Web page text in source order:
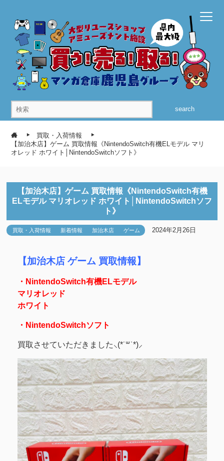
search
買取・入荷情報
【加治木店】ゲーム 買取情報《NintendoSwitch有機ELモデル マリ
オレッド ホワイト│NintendoSwitchソフト》
【加治木店】ゲーム 買取情報《NintendoSwitch有機
ELモデル マリオレッド ホワイト│NintendoSwitchソフ
ト》
買取・入荷情報 新着情報 加治木店 ゲーム 2024年2月26日
【加治木店 ゲーム 買取情報】
・NintendoSwitch有機ELモデル
マリオレッド
ホワイト
・NintendoSwitchソフト
買取させていただきました⸜(*˙꒳˙*)⸝